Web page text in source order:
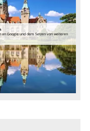
Google und dem Setzen von weiteren